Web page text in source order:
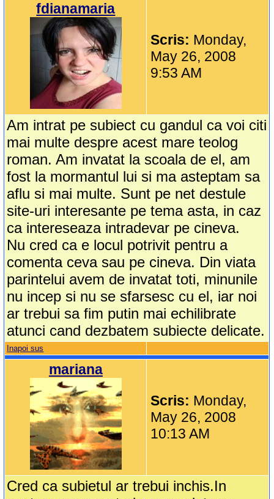
fdianamaria
Scris: Monday,
May 26, 2008
9:53 AM
Am intrat pe subiect cu gandul ca voi citi
mai multe despre acest mare teolog
roman. Am invatat la scoala de el, am
fost la mormantul lui si ma asteptam sa
aflu si mai multe. Sunt pe net destule
site-uri interesante pe tema asta, in caz
ca intereseaza intradevar pe cineva.
Nu cred ca e locul potrivit pentru a
comenta ceva sau pe cineva. Din viata
parintelui avem de invatat toti, minunile
nu incep si nu se sfarsesc cu el, iar noi
ar trebui sa fim putin mai echilibrate
atunci cand dezbatem subiecte delicate.
Inapoi sus
mariana
Scris: Monday,
May 26, 2008
10:13 AM
Cred ca subietul ar trebui inchis.In